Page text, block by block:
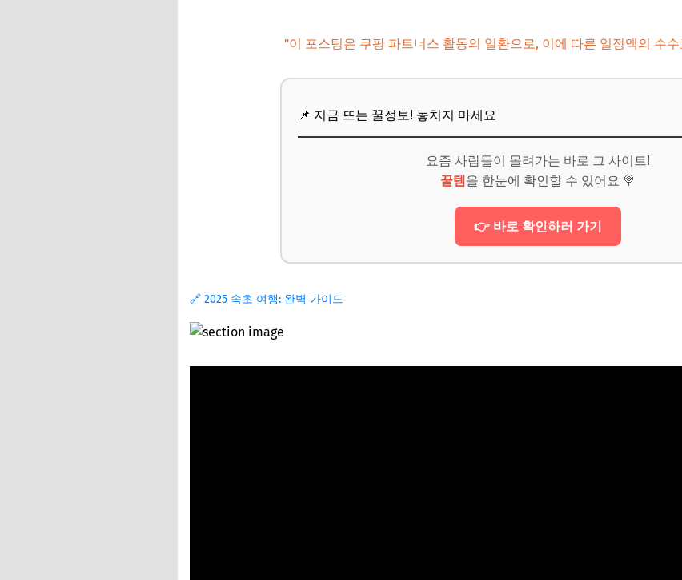
Q. 반려동물 동반 가능한 곳은?
📌 지금 뜨는 꿀정보! 놓치지 마세요
잊지 못할 속초 여행을 위한 마무리 조언
다음 속초 여행을 기약하며
지금 바로 속초로 떠나보세요!
"이 포스팅은 쿠팡 파트너스 활동의 일환으로, 이에 따른 일정액의 수
📌 지금 뜨는 꿀정보! 놓치지 마세요
요즘 사람들이 몰려가는 바로 그 사이트!
꿀템 을 한눈에 확인할 수 있어요 🍭
👉 바로 확인하러 가기
🔗 2025 속초 여행: 완벽 가이드